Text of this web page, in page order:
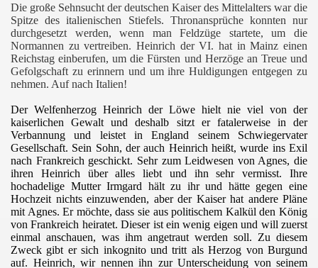
Die große Sehnsucht der deutschen Kaiser des Mittelalters war die
Spitze des italienischen Stiefels. Thronansprüche konnten nur
durchgesetzt werden, wenn man Feldzüge startete, um die
Normannen zu vertreiben. Heinrich der VI. hat in Mainz einen
Reichstag einberufen, um die Fürsten und Herzöge an Treue und
Gefolgschaft zu erinnern und um ihre Huldigungen entgegen zu
nehmen. Auf nach Italien!
Der Welfenherzog Heinrich der Löwe hielt nie viel von der
kaiserlichen Gewalt und deshalb sitzt er fatalerweise in der
Verbannung und leistet in England seinem Schwiegervater
Gesellschaft. Sein Sohn, der auch Heinrich heißt, wurde ins Exil
nach Frankreich geschickt. Sehr zum Leidwesen von Agnes, die
ihren Heinrich über alles liebt und ihn sehr vermisst. Ihre
hochadelige Mutter Irmgard hält zu ihr und hätte gegen eine
Hochzeit nichts einzuwenden, aber der Kaiser hat andere Pläne
mit Agnes. Er möchte, dass sie aus politischem Kalkül den König
von Frankreich heiratet. Dieser ist ein wenig eigen und will zuerst
einmal anschauen, was ihm angetraut werden soll. Zu diesem
Zweck gibt er sich inkognito und tritt als Herzog von Burgund
auf. Heinrich, wir nennen ihn zur Unterscheidung von seinem